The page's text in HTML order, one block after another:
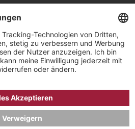
IMPRESSUM
COOKIE-EINSTELLUNGEN